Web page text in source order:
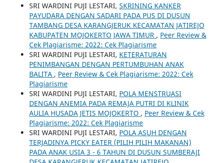
SRI WARDINI PUJI LESTARI, SKRINING KANKER
PAYUDARA DENGAN SADARI PADA PUS DI DUSUN
TAMBANG DESA KARANGJERUK KECAMATAN JATIREJO
KABUPATEN MOJOKERTO JAWA TIMUR , Peer Review &
Cek Plagiarisme: 2022: Cek Plagiarisme
SRI WARDINI PUJI LESTARI, KETERATURAN
PENIMBANGAN DENGAN PERTUMBUHAN ANAK
BALITA , Peer Review & Cek Plagiarisme: 2022: Cek
Plagiarisme
SRI WARDINI PUJI LESTARI, POLA MENSTRUASI
DENGAN ANEMIA PADA REMAJA PUTRI DI KLINIK
AULIA HUSADA JETIS MOJOKERTO , Peer Review & Cek
Plagiarisme: 2022: Cek Plagiarisme
SRI WARDINI PUJI LESTARI, POLA ASUH DENGAN
TERJADINYA PICKY EATER (PILIH PILIH MAKANAN)
PADA ANAK USIA 3 - 6 TAHUN DI DUSUN SUMBERAJI